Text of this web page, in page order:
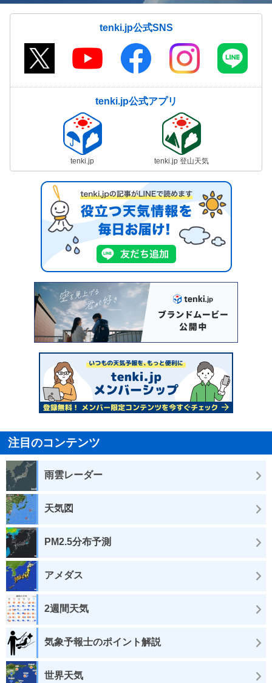
tenki.jp公式SNS
tenki.jp公式アプリ
tenki.jp tenki.jp 登山天気
注目のコンテンツ
雨雲レーダー
天気図
PM2.5分布予測
アメダス
2週間天気
気象予報士のポイント解説
世界天気